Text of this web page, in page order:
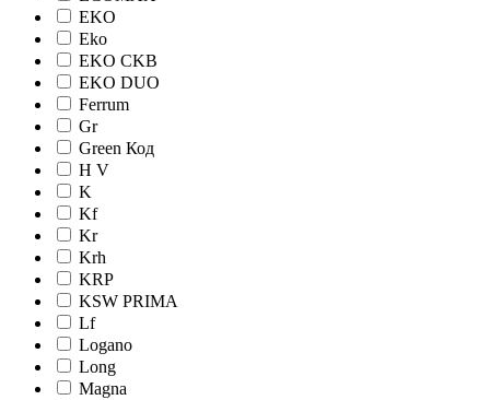
EKO
Eko
EKO CKB
EKO DUO
Ferrum
Gr
Green Код
H V
K
Kf
Kr
Krh
KRP
KSW PRIMA
Lf
Logano
Long
Magna